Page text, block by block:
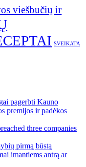
viešbučių ir
SVEIKATA
pagerbti Kauno
premijos ir padėkos
three companies
pirmą būstą
imantiems antrą ar